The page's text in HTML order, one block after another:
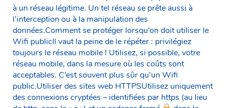
à un réseau légitime. Un tel réseau se prête aussi à
l’interception ou à la manipulation des
données.Comment se protéger lorsqu’on doit utiliser le
Wifi publicIl vaut la peine de le répéter : privilégiez
toujours le réseau mobile ! Utilisez, si possible, votre
réseau mobile, dans la mesure où les coûts sont
acceptables. C’est souvent plus sûr qu’un Wifi
public.Utiliser des sites web HTTPSUtilisez uniquement
des connexions cryptées – identifiées par https (au lieu